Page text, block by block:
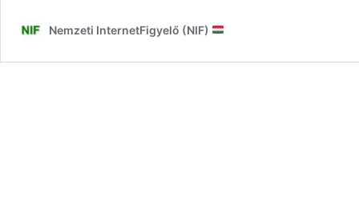
Nemzeti InternetFigyelő (NIF)